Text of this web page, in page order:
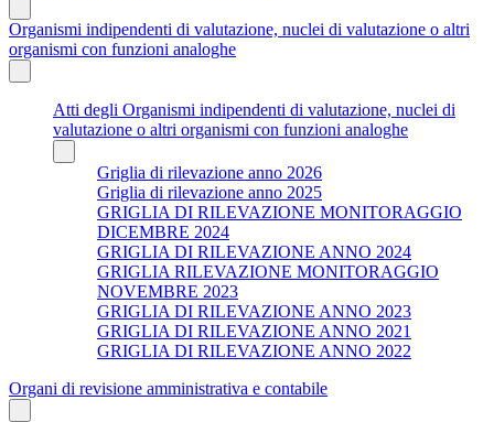
Organismi indipendenti di valutazione, nuclei di valutazione o altri
organismi con funzioni analoghe
Atti degli Organismi indipendenti di valutazione, nuclei di
valutazione o altri organismi con funzioni analoghe
Griglia di rilevazione anno 2026
Griglia di rilevazione anno 2025
GRIGLIA DI RILEVAZIONE MONITORAGGIO
DICEMBRE 2024
GRIGLIA DI RILEVAZIONE ANNO 2024
GRIGLIA RILEVAZIONE MONITORAGGIO
NOVEMBRE 2023
GRIGLIA DI RILEVAZIONE ANNO 2023
GRIGLIA DI RILEVAZIONE ANNO 2021
GRIGLIA DI RILEVAZIONE ANNO 2022
Organi di revisione amministrativa e contabile